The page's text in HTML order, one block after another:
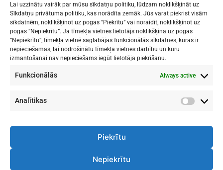
Lai uzzinātu vairāk par mūsu sīkdatņu politiku, lūdzam noklikšķināt uz
Sīkdatņu privātuma politiku, kas norādīta zemāk. Jūs varat piekrist visām
sīkdatnēm, noklikšķinot uz pogas “Piekrītu” vai noraidīt, noklikšķinot uz
pogas “Nepiekrītu”. Ja tīmekļa vietnes lietotājs noklikšķina uz pogas
“Nepiekrītu”, tīmekļa vietnē saglabājas funkcionālās sīkdatnes, kuras ir
nepieciešamas, lai nodrošinātu tīmekļa vietnes darbību un kuru
izmantošanai nav nepieciešams iegūt lietotāja piekrišanu.
Funkcionālās Always active
Analītikas
Piekrītu
Nepiekrītu
Mākslu izglītības kompetences centrs
"Nacionālā Mākslu vidusskola"
RĪGAS DOMA KORA SKOLA
1. - 9. klases
Rīga, LV-1010